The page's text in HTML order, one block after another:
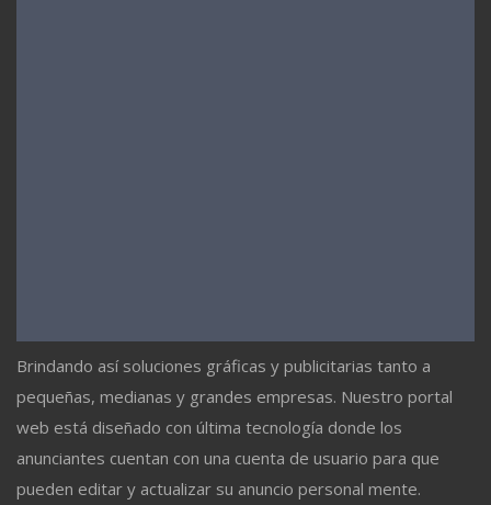
Brindando así soluciones gráficas y publicitarias tanto a
pequeñas, medianas y grandes empresas. Nuestro portal
web está diseñado con última tecnología donde los
anunciantes cuentan con una cuenta de usuario para que
pueden editar y actualizar su anuncio personal mente.